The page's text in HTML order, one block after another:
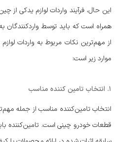
این حال، فرآیند واردات لوازم یدکی از
همراه است که باید توسط واردکنندگان
از مهم‌ترین نکات مربوط به واردات
موارد زیر است:
1. انتخاب تامین کننده مناسب
انتخاب تامین‌کننده مناسب از جمله
قطعات خودرو چینی است. تامین‌کننده